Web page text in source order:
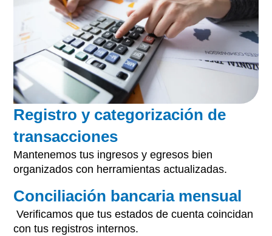
Registro y categorización de
transacciones
Mantenemos tus ingresos y egresos bien
organizados con herramientas actualizadas.
Conciliación bancaria mensual
Verificamos que tus estados de cuenta coincidan
con tus registros internos.